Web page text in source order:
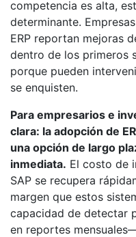
competencia es alta,
determinante.
ERP reportan mejoras
dentro de los primeros
porque pueden
se enquisten.
Para empresarios e
clara: la adopción de
una opción de largo
inmediata. El costo de
SAP se recupera
margen que estos
capacidad de detectar
en reportes